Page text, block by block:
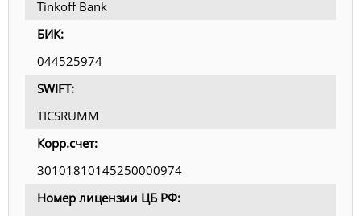
Tinkoff Bank
БИК:
044525974
SWIFT:
TICSRUMM
Корр.счет:
30101810145250000974
Номер лицензии ЦБ РФ: